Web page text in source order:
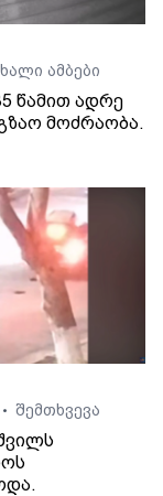
ამბები
წამით ადრე
მოძრაობა.
• შემთხვევა